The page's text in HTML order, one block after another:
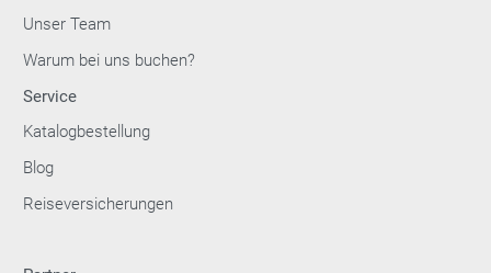
Unser Team
Warum bei uns buchen?
Service
Katalogbestellung
Blog
Reiseversicherungen